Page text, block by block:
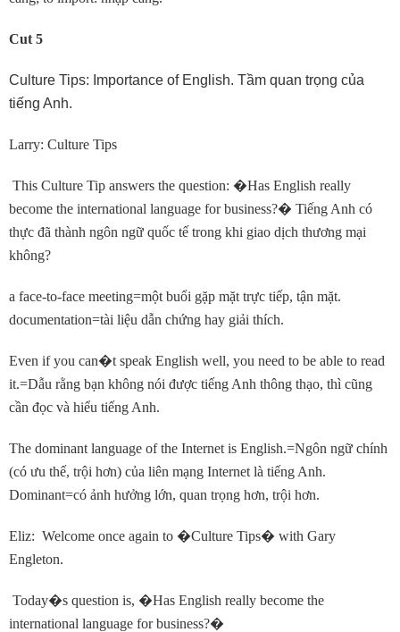
Cut 5
Culture Tips: Importance of English. Tầm quan trọng của
tiếng Anh.
Larry: Culture Tips
This Culture Tip answers the question: �Has English really
become the international language for business?� Tiếng Anh có
thực đã thành ngôn ngữ quốc tế trong khi giao dịch thương mại
không?
a face-to-face meeting=một buổi gặp mặt trực tiếp, tận mặt.
documentation=tài liệu dẫn chứng hay giải thích.
Even if you can�t speak English well, you need to be able to read
it.=Dẫu rằng bạn không nói được tiếng Anh thông thạo, thì cũng
cần đọc và hiểu tiếng Anh.
The dominant language of the Internet is English.=Ngôn ngữ chính
(có ưu thế, trội hơn) của liên mạng Internet là tiếng Anh.
Dominant=có ảnh hưởng lớn, quan trọng hơn, trội hơn.
Eliz: Welcome once again to �Culture Tips� with Gary
Engleton.
Today�s question is, �Has English really become the
international language for business?�